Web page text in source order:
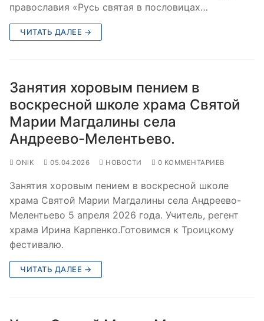
православия «Русь святая в пословицах…
ЧИТАТЬ ДАЛЕЕ →
Занятия хоровым пением в
воскресной школе храма Святой
Марии Магдалины села
Андреево-Мелентьево.
ONIK 05.04.2026 НОВОСТИ 0 КОММЕНТАРИЕВ
Занятия хоровым пением в воскресной школе
храма Святой Марии Магдалины села Андреево-
Мелентьево 5 апреля 2026 года. Учитель, регент
храма Ирина Карпенко.Готовимся к Троицкому
фестивалю.
ЧИТАТЬ ДАЛЕЕ →